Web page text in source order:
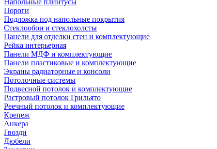
Напольные плинтусы
Пороги
Подложка под напольные покрытия
Стеклообои и стеклохолсты
Панели для отделки стен и комплектующие
Рейка интерьерная
Панели МДФ и комплектующие
Панели пластиковые и комплектующие
Экраны радиаторные и консоли
Потолочные системы
Подвесной потолок и комплектующие
Растровый потолок Грильято
Реечный потолок и комплектующие
Крепеж
Анкера
Гвозди
Дюбели